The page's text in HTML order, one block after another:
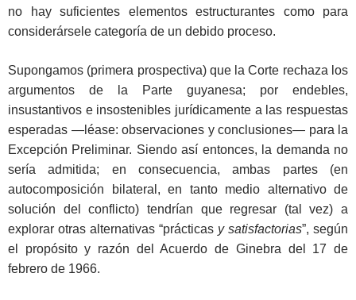
no hay suficientes elementos estructurantes como para
considerársele categoría de un debido proceso.
Supongamos (primera prospectiva) que la Corte rechaza los
argumentos de la Parte guyanesa; por endebles,
insustantivos e insostenibles jurídicamente a las respuestas
esperadas —léase: observaciones y conclusiones— para la
Excepción Preliminar. Siendo así entonces, la demanda no
sería admitida; en consecuencia, ambas partes (en
autocomposición bilateral, en tanto medio alternativo de
solución del conflicto) tendrían que regresar (tal vez) a
explorar otras alternativas “prácticas y satisfactorias”, según
el propósito y razón del Acuerdo de Ginebra del 17 de
febrero de 1966.